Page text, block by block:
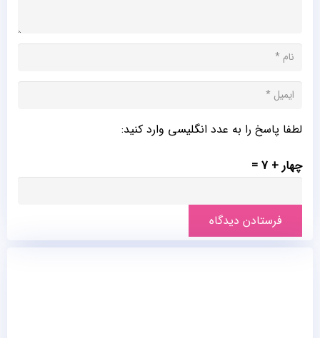
لطفا پاسخ را به عدد انگلیسی وارد کنید:
چهار + 7 =
فرستادن دیدگاه